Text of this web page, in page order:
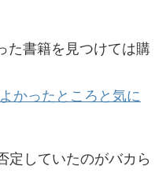
た書籍を見つけては購
かったところと気に
定していたのがバカら